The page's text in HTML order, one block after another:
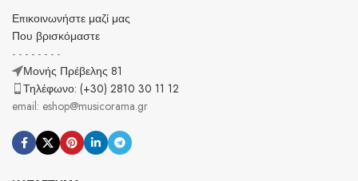
Επικοινωνήστε μαζί μας
Που βρισκόμαστε
- - - - - - - -
Μονής Πρέβελης 81
Τηλέφωνο: (+30) 2810 30 11 12
email: eshop@musicorama.gr